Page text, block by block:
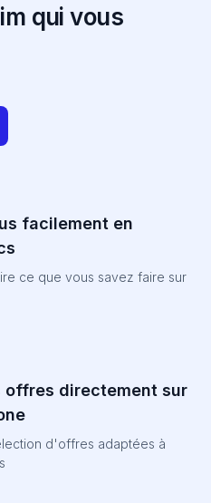
qui vous
facilement en
ce que vous savez faire sur
offres directement sur
d'offres adaptées à